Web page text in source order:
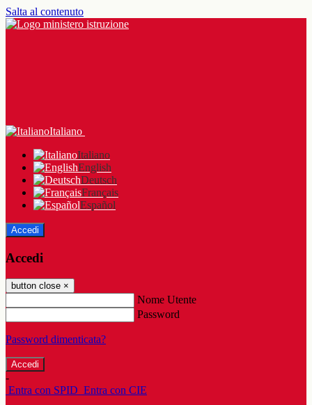
Salta al contenuto
Italiano
Italiano
English
Deutsch
Français
Español
Accedi
Accedi
button close ×
Nome Utente
Password
Password dimenticata?
-
Entra con SPID Entra con CIE